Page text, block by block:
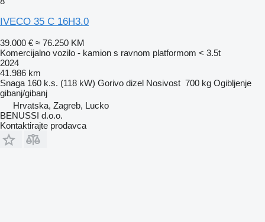
IVECO 35 C 16H3.0
39.000 € ≈ 76.250 KM
Komercijalno vozilo - kamion s ravnom platformom < 3.5t
2024
41.986 km
Snaga 160 k.s. (118 kW) Gorivo dizel Nosivost 700 kg Ogibljenje
gibanj/gibanj
Hrvatska, Zagreb, Lucko
BENUSSI d.o.o.
Kontaktirajte prodavca